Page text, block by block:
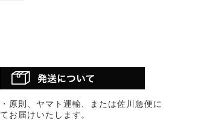
・原則、ヤマト運輸、または佐川急便に
てお届けいたします。